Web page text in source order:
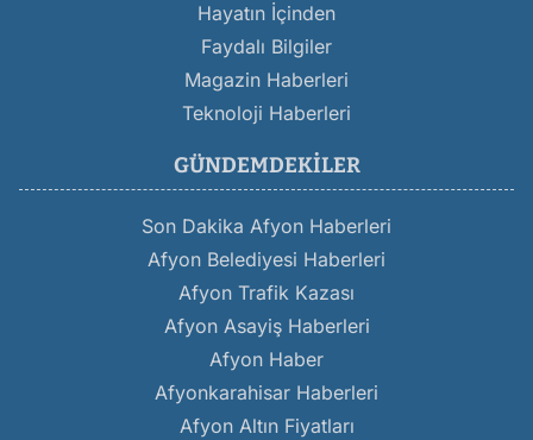
Hayatın İçinden
Faydalı Bilgiler
Magazin Haberleri
Teknoloji Haberleri
GÜNDEMDEKILER
Son Dakika Afyon Haberleri
Afyon Belediyesi Haberleri
Afyon Trafik Kazası
Afyon Asayiş Haberleri
Afyon Haber
Afyonkarahisar Haberleri
Afyon Altın Fiyatları